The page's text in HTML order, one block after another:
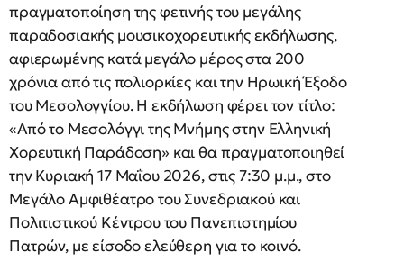
πραγματοποίηση της φετινής του μεγάλης
παραδοσιακής μουσικοχορευτικής εκδήλωσης,
αφιερωμένης κατά μεγάλο μέρος στα 200
χρόνια από τις πολιορκίες και την Ηρωική Έξοδο
του Μεσολογγίου. Η εκδήλωση φέρει τον τίτλο:
«Από το Μεσολόγγι της Μνήμης στην Ελληνική
Χορευτική Παράδοση» και θα πραγματοποιηθεί
την Κυριακή 17 Μαΐου 2026, στις 7:30 μ.μ., στο
Μεγάλο Αμφιθέατρο του Συνεδριακού και
Πολιτιστικού Κέντρου του Πανεπιστημίου
Πατρών, με είσοδο ελεύθερη για το κοινό.